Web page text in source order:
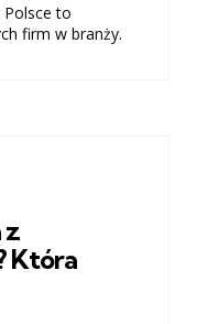
to
firm w branży.
z
Która